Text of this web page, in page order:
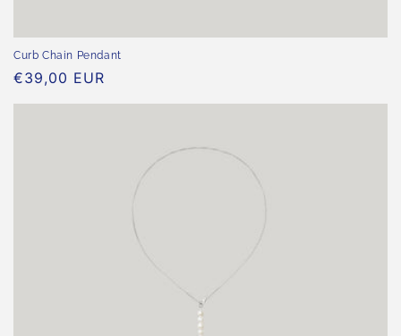
Curb Chain Pendant
Normaler
€39,00 EUR